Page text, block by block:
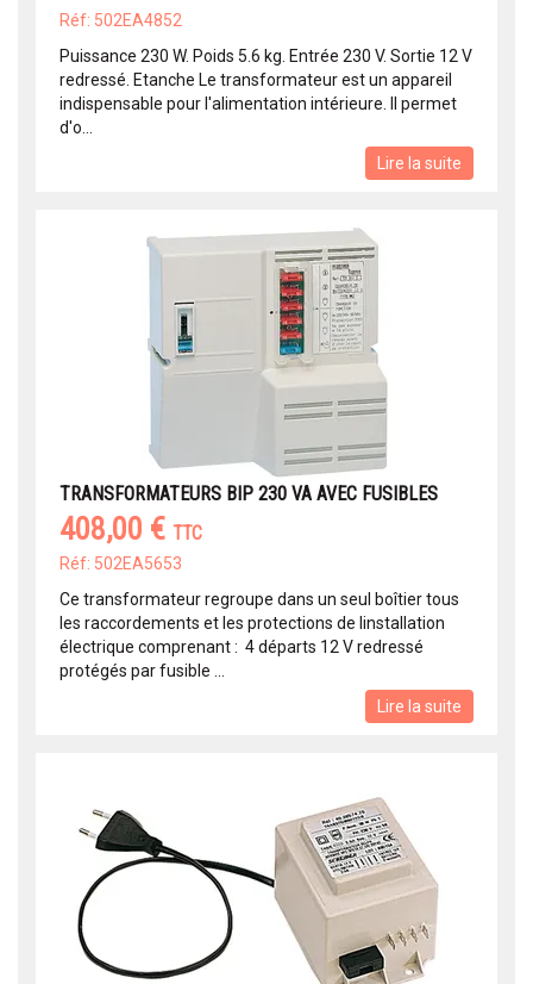
Réf: 502EA4852
Puissance 230 W. Poids 5.6 kg. Entrée 230 V. Sortie 12 V
redressé. Etanche Le transformateur est un appareil
indispensable pour l'alimentation intérieure. Il permet
d'o...
Lire la suite
TRANSFORMATEURS BIP 230 VA AVEC FUSIBLES
408,00 € TTC
Réf: 502EA5653
Ce transformateur regroupe dans un seul boîtier tous
les raccordements et les protections de linstallation
électrique comprenant :  4 départs 12 V redressé
protégés par fusible ...
Lire la suite